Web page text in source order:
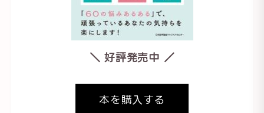
＼ 好評発売中 ／
本を購入する